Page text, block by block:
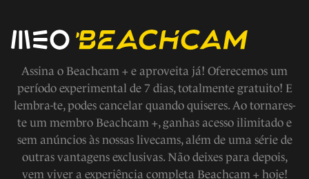
Assina o Beachcam + e aproveita já! Oferecemos um
período experimental de 7 dias, totalmente gratuito! E
lembra-te, podes cancelar quando quiseres. Ao tornares-
te um membro Beachcam +, ganhas acesso ilimitado e
sem anúncios às nossas livecams, além de uma série de
outras vantagens exclusivas. Não deixes para depois,
vem viver a experiência completa Beachcam + hoje!